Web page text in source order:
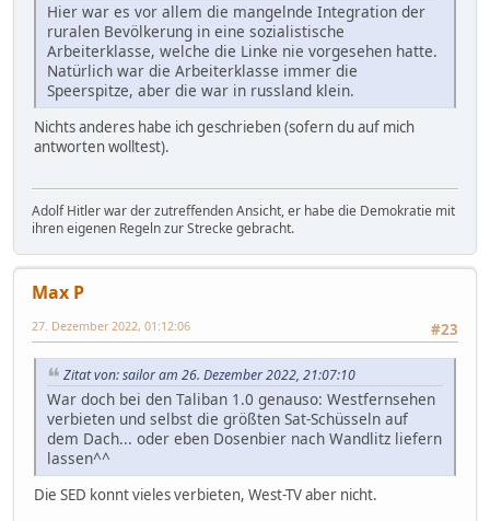
Hier war es vor allem die mangelnde Integration der
ruralen Bevölkerung in eine sozialistische
Arbeiterklasse, welche die Linke nie vorgesehen hatte.
Natürlich war die Arbeiterklasse immer die
Speerspitze, aber die war in russland klein.
Nichts anderes habe ich geschrieben (sofern du auf mich
antworten wolltest).
Adolf Hitler war der zutreffenden Ansicht, er habe die Demokratie mit
ihren eigenen Regeln zur Strecke gebracht.
Max P
#23
27. Dezember 2022, 01:12:06
Zitat von: sailor am 26. Dezember 2022, 21:07:10
War doch bei den Taliban 1.0 genauso: Westfernsehen
verbieten und selbst die größten Sat-Schüsseln auf
dem Dach... oder eben Dosenbier nach Wandlitz liefern
lassen^^
Die SED konnt vieles verbieten, West-TV aber nicht.